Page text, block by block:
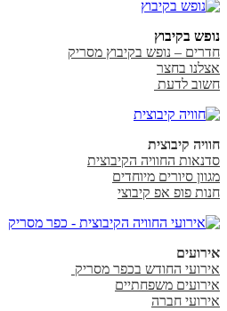
נופש בקיבוץ
חדרים – נופש בקיבוץ מסריק
אצלנו בחצר
חשוב לדעת
חוויה קיבוצית
סדנאות החוויה הקיבוצית
מגוון סיורים מיוחדים
חנות פופ אפ קיבוצי
אירועים
אירועי החודש בכפר מסריק
אירועים משפחתיים
אירועי חברה